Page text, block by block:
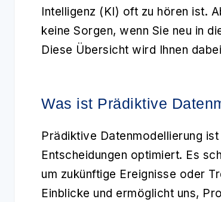
Intelligenz (KI) oft zu hören ist.
keine Sorgen, wenn Sie neu in
Diese Übersicht wird Ihnen
Was ist Prädiktive
Prädiktive Datenmodellierung
Entscheidungen optimiert. Es
um zukünftige Ereignisse oder
Einblicke und ermöglicht uns,